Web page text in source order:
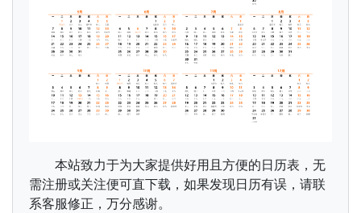
本站致力于为大家提供好用且方便的日历表，无
需注册或关注便可直下载，如果发现日历有误，请联
系客服修正，万分感谢。